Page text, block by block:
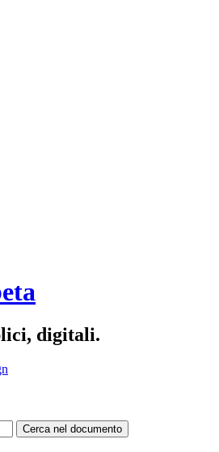
digitali.
Cerca nel documento